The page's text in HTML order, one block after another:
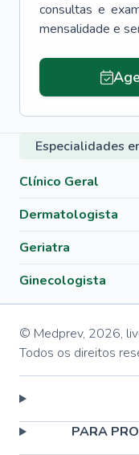
consultas e
mensalidade e
Especialidades
Clínico Geral
Dermatologista
Geriatra
Ginecologista
© Medprev, 2026,
Todos os direitos
PARA